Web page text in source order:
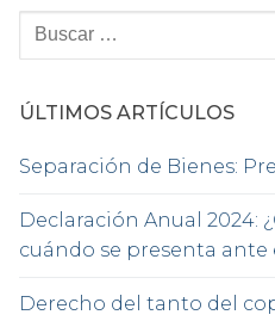
Buscar:
ÚLTIMOS ARTÍCULOS
Separación de Bienes:
Declaración Anual 2024:
cuándo se presenta ante
Derecho del tanto del